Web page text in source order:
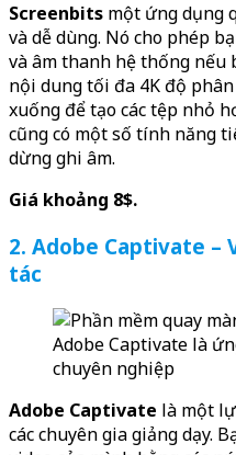
Screenbits một ứng dụng
và dễ dùng. Nó cho phép
và âm thanh hệ thống nếu
nội dung tối đa 4K độ
xuống để tạo các tệp nhỏ
cũng có một số tính năng
dừng ghi âm.
Giá khoảng 8$.
2. Adobe Captivate –
tác
Adobe Captivate là
chuyên nghiệp
Adobe Captivate là một
các chuyên gia giảng dạy.